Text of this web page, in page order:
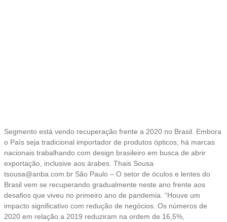
Segmento está vendo recuperação frente a 2020 no Brasil. Embora
o País seja tradicional importador de produtos ópticos, há marcas
nacionais trabalhando com design brasileiro em busca de abrir
exportação, inclusive aos árabes. Thais Sousa
tsousa@anba.com.br São Paulo – O setor de óculos e lentes do
Brasil vem se recuperando gradualmente neste ano frente aos
desafios que viveu no primeiro ano de pandemia. “Houve um
impacto significativo com redução de negócios. Os números de
2020 em relação a 2019 reduziram na ordem de 16,5%,